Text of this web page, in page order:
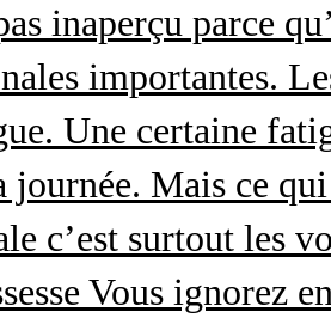
inaperçu parce
importantes.
Une certaine
journée. Mais ce
c’est surtout les
Vous ignorez